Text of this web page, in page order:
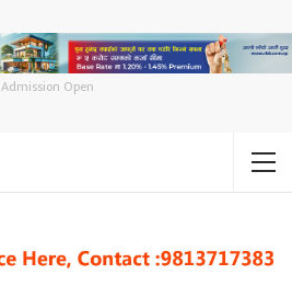
Admission Open